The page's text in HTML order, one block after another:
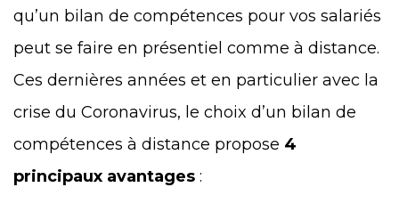
qu’un bilan de compétences pour vos salariés
peut se faire en présentiel comme à distance.
Ces dernières années et en particulier avec la
crise du Coronavirus, le choix d’un bilan de
compétences à distance propose 4
principaux avantages :